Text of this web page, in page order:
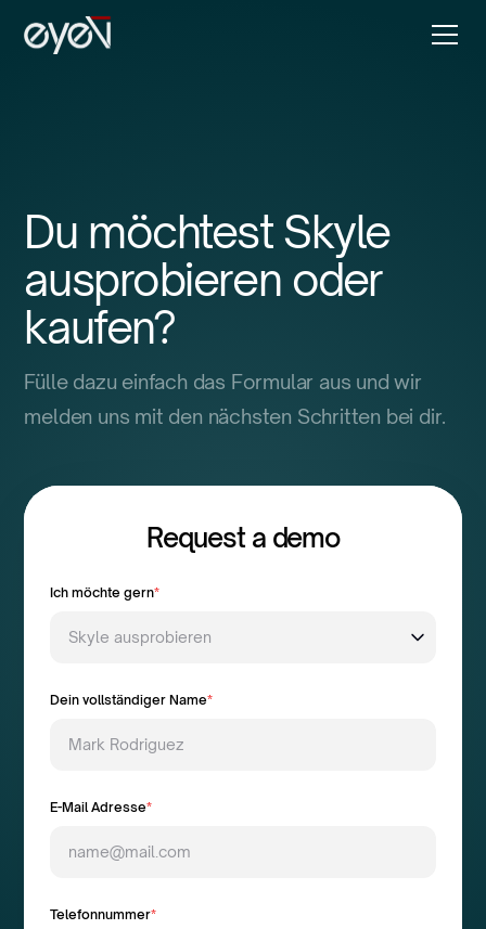
Du möchtest Skyle
ausprobieren oder
kaufen?
Fülle dazu einfach das Formular aus und wir
melden uns mit den nächsten Schritten bei dir.
Request a demo
Ich möchte gern*
Dein vollständiger Name*
E-Mail Adresse*
Telefonnummer*